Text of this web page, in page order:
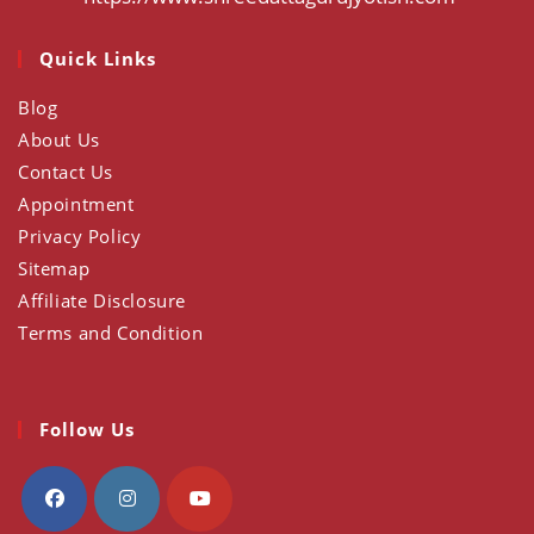
Quick Links
Blog
About Us
Contact Us
Appointment
Privacy Policy
Sitemap
Affiliate Disclosure
Terms and Condition
Follow Us